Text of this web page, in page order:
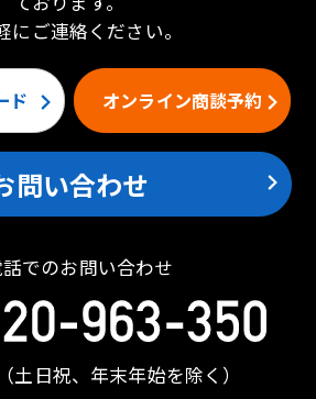
にご連絡ください。
ド オンライン商談予約
問い合わせ
でのお問い合わせ
（土日祝、年末年始を除く）